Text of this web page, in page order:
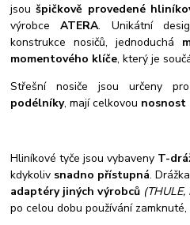
jsoušpičkově provedené
výrobceATERA. Unikátní
konstrukce nosičů, jednoduchá
momentového klíče, který je
Střešní nosiče jsou určeny
podélníky, mají celkovou nosnost
Hliníkové tyče jsou vybaveny T-
kdykoliv snadno přístupná.
adaptéry jiných výrobců
po celou dobu používání zamknuté,